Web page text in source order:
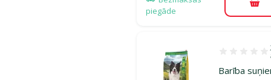
piegāde
Barība